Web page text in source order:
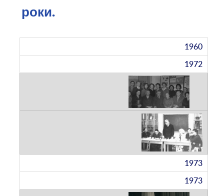
роки.
1960
1972
1973
1973